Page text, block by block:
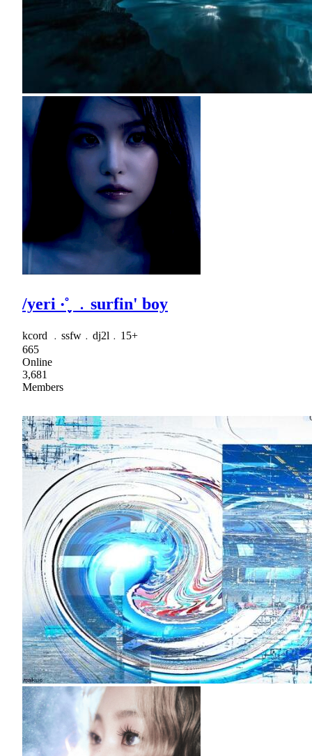
/yeri ‧˚֪֪֪ ﹒surfin' boy
kcord ﹒ssfw﹒dj2l﹒15+
665
Online
3,681
Members